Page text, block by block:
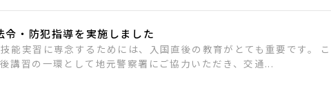
令・防犯指導を実施しました
能実習に専念するためには、入国直後の教育がとても重要です。 こ
講習の一環として地元警察署にご協力いただき、交通...